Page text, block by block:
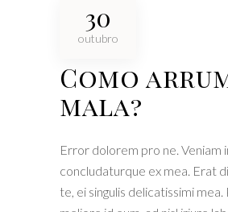
30
outubro
Como
mala?
Error dolorem pro ne. Veniam
concludaturque ex mea. Erat
te, ei singulis delicatissimi mea.